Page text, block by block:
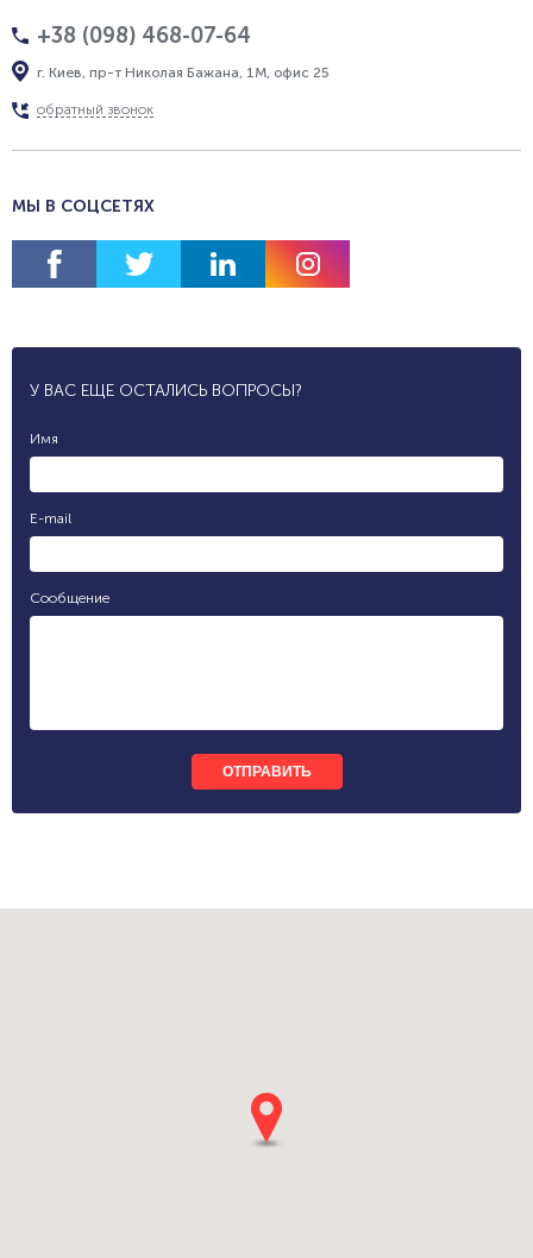
+38 (098) 468-07-64
г. Киев, пр-т Николая Бажана, 1М, офис 25
обратный звонок
МЫ В СОЦСЕТЯХ
У ВАС ЕЩЕ ОСТАЛИСЬ ВОПРОСЫ?
Имя
E-mail
Сообщение
ОТПРАВИТЬ